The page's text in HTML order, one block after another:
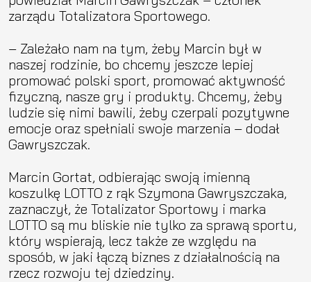
zarządu Totalizatora Sportowego.
– Zależało nam na tym, żeby Marcin był w
naszej rodzinie, bo chcemy jeszcze lepiej
promować polski sport, promować aktywność
fizyczną, nasze gry i produkty. Chcemy, żeby
ludzie się nimi bawili, żeby czerpali pozytywne
emocje oraz spełniali swoje marzenia – dodał
Gawryszczak.
Marcin Gortat, odbierając swoją imienną
koszulkę LOTTO z rąk Szymona Gawryszczaka,
zaznaczył, że Totalizator Sportowy i marka
LOTTO są mu bliskie nie tylko za sprawą sportu,
który wspierają, lecz także ze względu na
sposób, w jaki łączą biznes z działalnością na
rzecz rozwoju tej dziedziny.